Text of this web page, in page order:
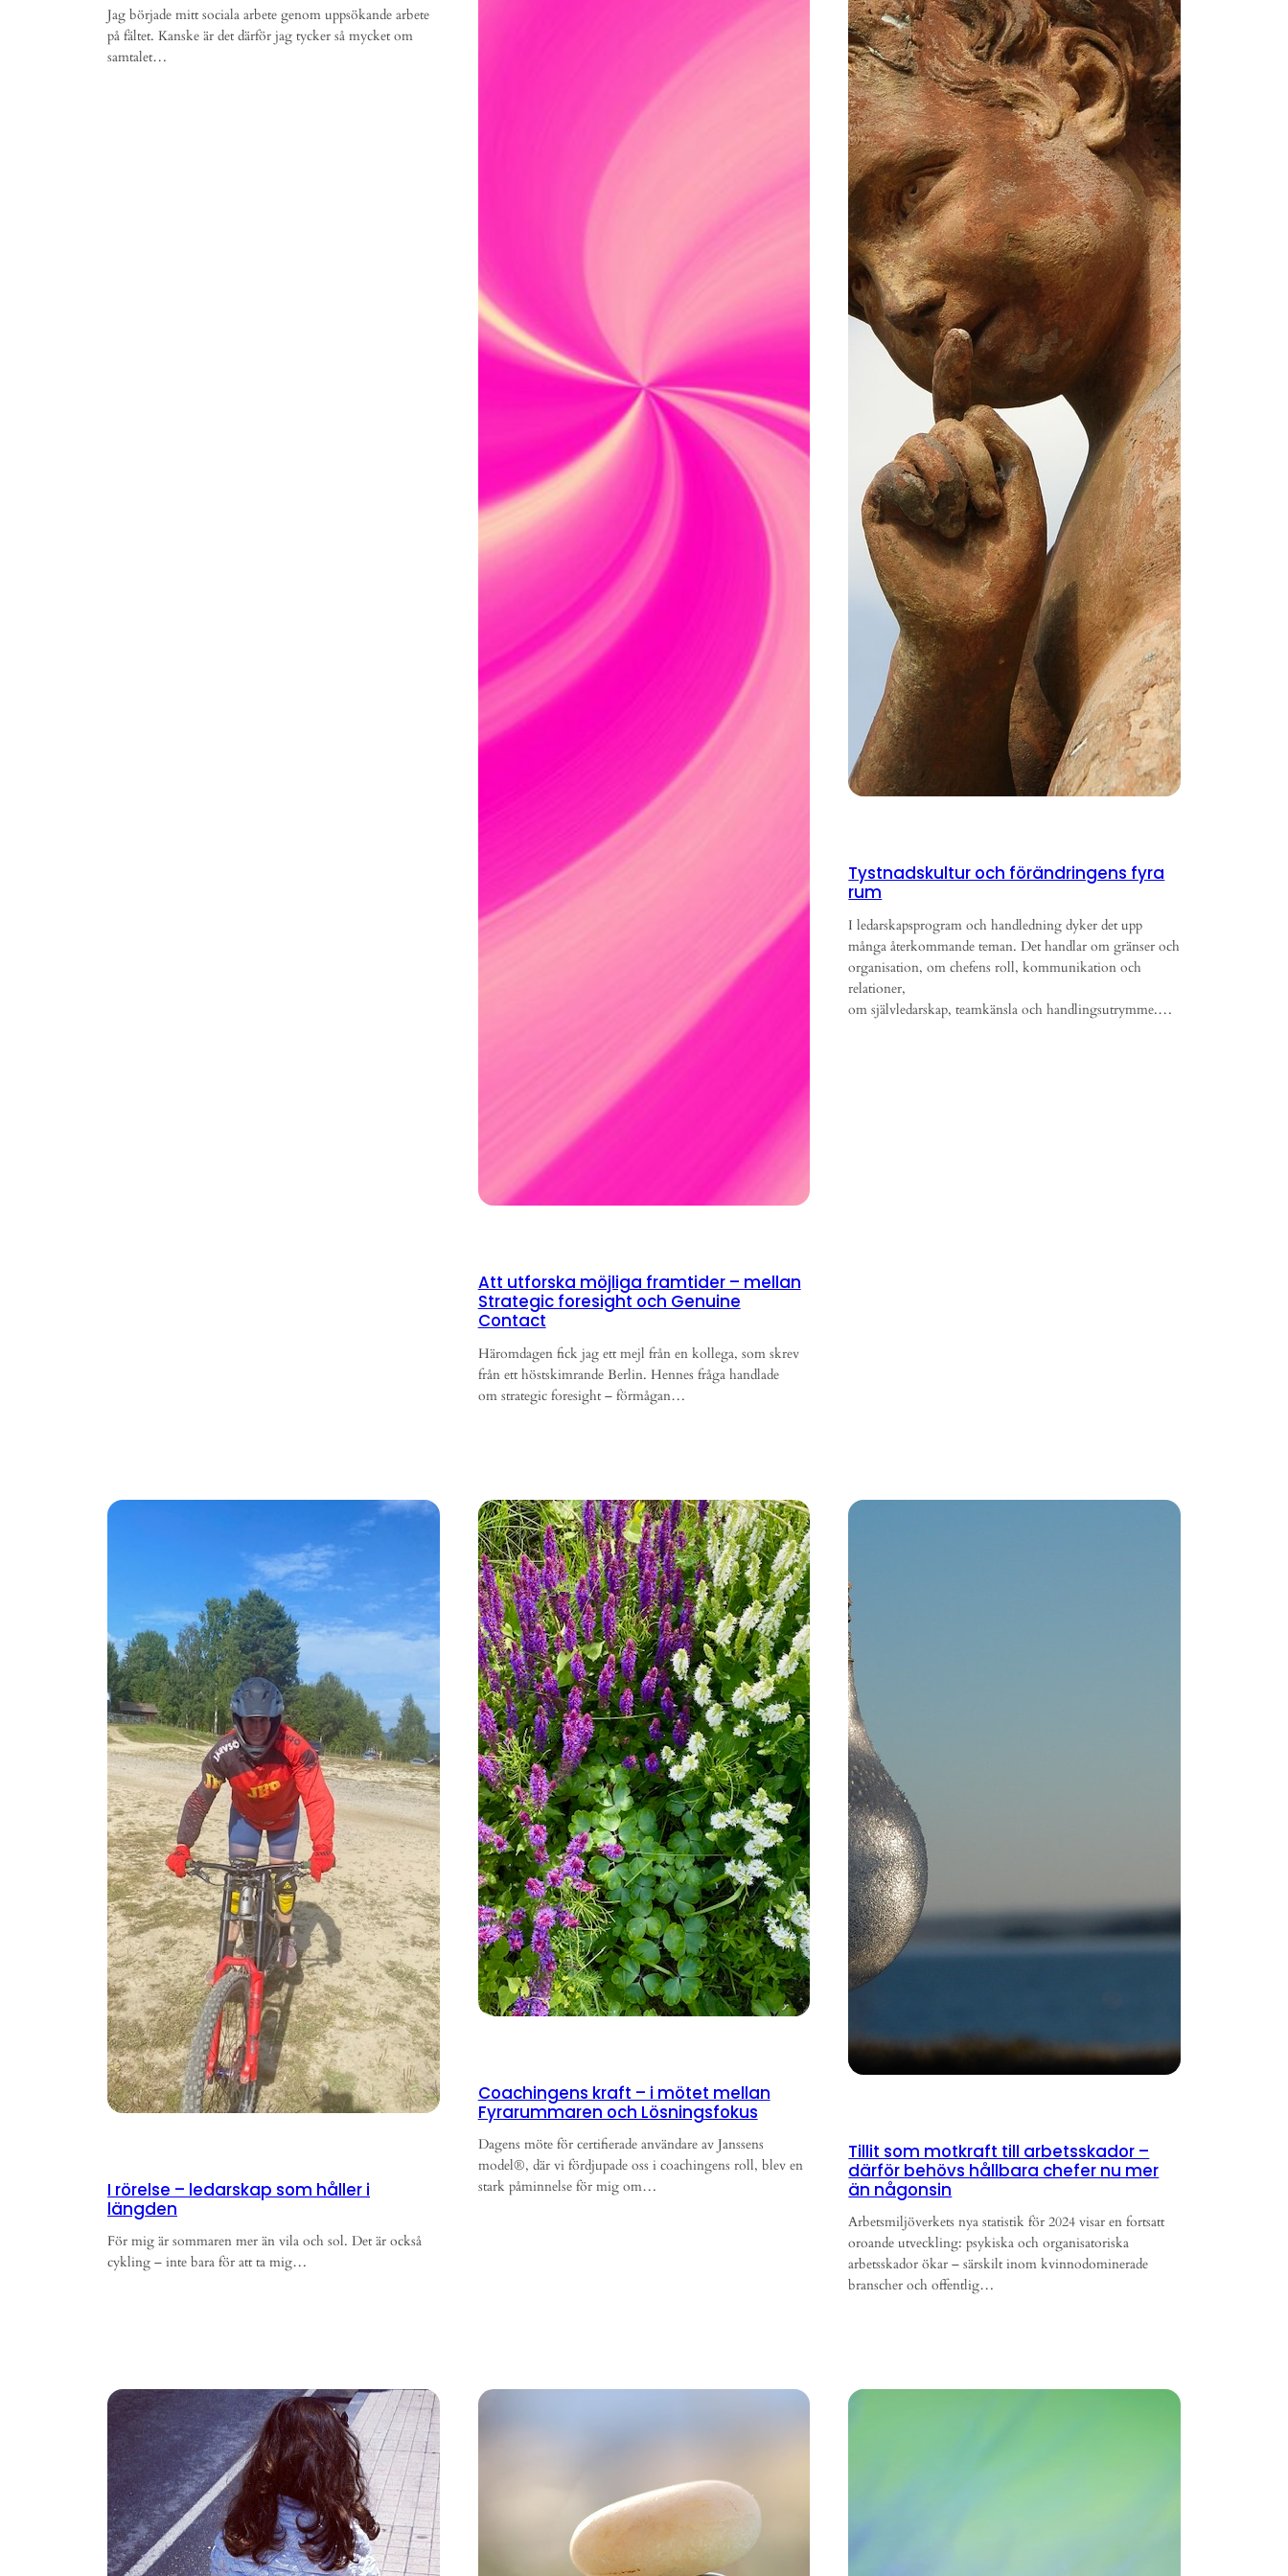
Jag började mitt sociala arbete genom uppsökande arbete
på fältet. Kanske är det därför jag tycker så mycket om
samtalet…
Att utforska möjliga framtider – mellan
Strategic foresight och Genuine
Contact
Häromdagen fick jag ett mejl från en kollega, som skrev
från ett höstskimrande Berlin. Hennes fråga handlade
om strategic foresight – förmågan…
Tystnadskultur och förändringens fyra
rum
I ledarskapsprogram och handledning dyker det upp
många återkommande teman. Det handlar om gränser och
organisation, om chefens roll, kommunikation och
relationer,
om självledarskap, teamkänsla och handlingsutrymme.…
I rörelse – ledarskap som håller i
längden
För mig är sommaren mer än vila och sol. Det är också
cykling – inte bara för att ta mig…
Coachingens kraft – i mötet mellan
Fyrarummaren och Lösningsfokus
Dagens möte för certifierade användare av Janssens
model®, där vi fördjupade oss i coachingens roll, blev en
stark påminnelse för mig om…
Tillit som motkraft till arbetsskador –
därför behövs hållbara chefer nu mer
än någonsin
Arbetsmiljöverkets nya statistik för 2024 visar en fortsatt
oroande utveckling: psykiska och organisatoriska
arbetsskador ökar – särskilt inom kvinnodominerade
branscher och offentlig…